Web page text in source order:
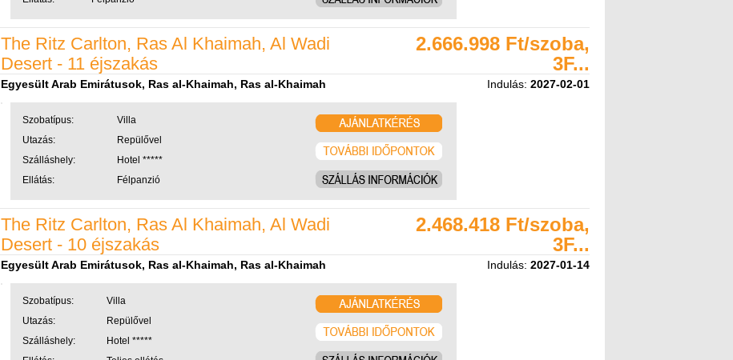
The Ritz Carlton, Ras Al Khaimah, Al Wadi
Desert - 11 éjszakás
2.666.998 Ft/szoba,
3F...
Egyesült Arab Emirátusok, Ras al-Khaimah, Ras al-Khaimah Indulás: 2027-02-01
Szobatípus:
Villa
Utazás:
Repülővel
Szálláshely:
Hotel *****
Ellátás:
Félpanzió
The Ritz Carlton, Ras Al Khaimah, Al Wadi
Desert - 10 éjszakás
2.468.418 Ft/szoba,
3F...
Egyesült Arab Emirátusok, Ras al-Khaimah, Ras al-Khaimah Indulás: 2027-01-14
Szobatípus:
Villa
Utazás:
Repülővel
Szálláshely:
Hotel *****